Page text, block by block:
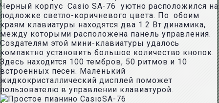
Черный корпус Casio SA-76 уютно расположился на
подложке светло-коричневого цвета. По обоим
краям клавиатуры находятся два 1.2 Вт динамика,
между которыми расположена панель управления.
Создателям этой мини-клавиатуры удалось
компактно установить большое количество кнопок.
Здесь находится 100 тембров, 50 ритмов и 10
встроенных песен. Маленький
жидкокристаллический дисплей поможет
пользователю в управлении клавиатурой.